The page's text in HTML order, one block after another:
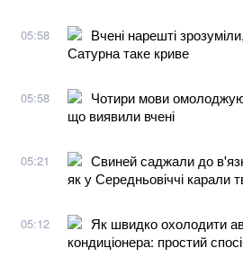
05:58
Вчені нарешті
Сатурна таке криве
05:58
Чотири мови
що виявили вчені
05:21
Свиней саджали до
як у Середньовіччі карали
05:12
Як швидко охолодити
кондиціонера: простий